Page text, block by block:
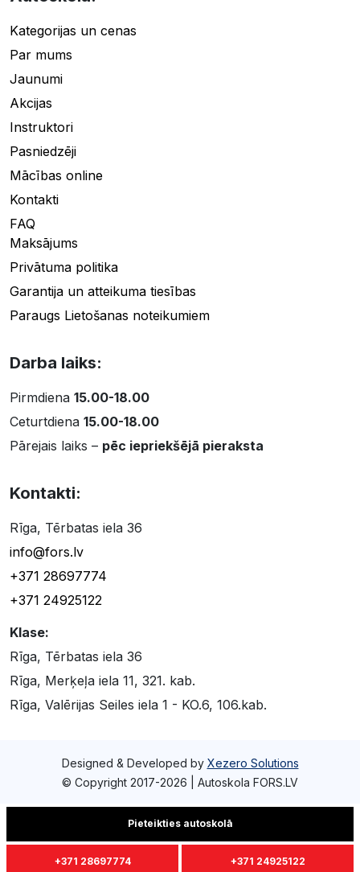
Kategorijas un cenas
Par mums
Jaunumi
Akcijas
Instruktori
Pasniedzēji
Mācības online
Kontakti
FAQ
Maksājums
Privātuma politika
Garantija un atteikuma tiesības
Paraugs Lietošanas noteikumiem
Darba laiks:
Pirmdiena 15.00-18.00
Ceturtdiena 15.00-18.00
Pārejais laiks – pēc iepriekšējā pieraksta
Kontakti:
Rīga, Tērbatas iela 36
info@fors.lv
+371 28697774
+371 24925122
Klase:
Rīga, Tērbatas iela 36
Rīga, Merķeļa iela 11, 321. kab.
Rīga, Valērijas Seiles iela 1 - KO.6, 106.kab.
Designed & Developed by Xezero Solutions
© Copyright 2017-2026 | Autoskola FORS.LV
Pieteikties autoskolā
+371 28697774 +371 24925122